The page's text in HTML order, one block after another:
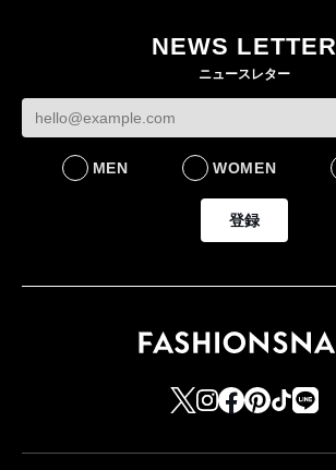
NEWS LETTER
ニュースレター
MEN WOMEN
登録